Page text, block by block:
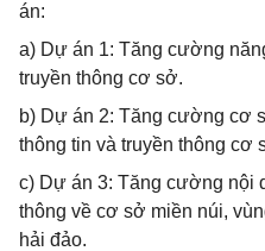
án:
a) Dự án 1: Tăng cường
truyền thông cơ sở.
b) Dự án 2: Tăng cường cơ
thông tin và truyền thông cơ
c) Dự án 3: Tăng cường nội
thông về cơ sở miền núi,
hải đảo.